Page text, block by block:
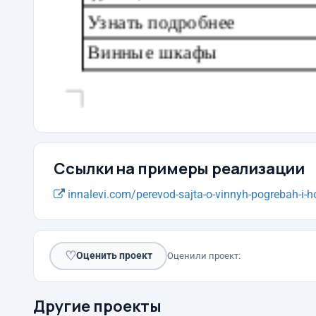
Ссылки на примеры реализации
innalevi.com/perevod-sajta-o-vinnyh-pogrebah-i-
♡Оценить проект Оценили проект:
Другие проекты